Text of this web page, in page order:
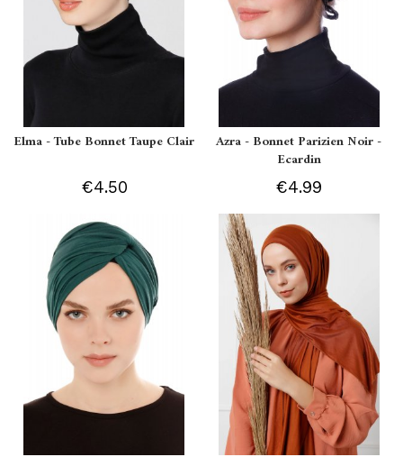
Elma - Tube Bonnet Taupe Clair
€4.50
Azra - Bonnet Parizien Noir -
Ecardin
€4.99